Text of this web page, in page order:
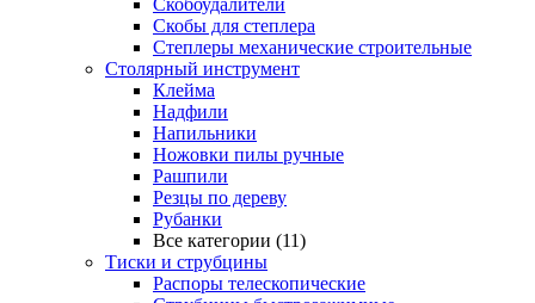
Скобоудалители
Скобы для степлера
Степлеры механические строительные
Столярный инструмент
Клейма
Надфили
Напильники
Ножовки пилы ручные
Рашпили
Резцы по дереву
Рубанки
Все категории (11)
Тиски и струбцины
Распоры телескопические